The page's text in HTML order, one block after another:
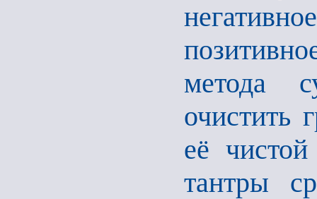
метода
очистить
её
тантры